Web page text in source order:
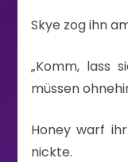
Skye zog ihn
„Komm, lass
müssen
Honey warf
nickte.